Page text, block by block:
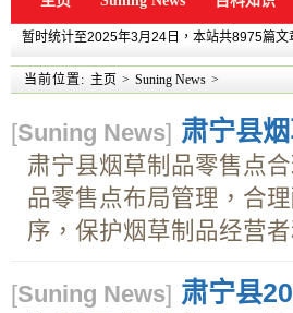
暂时统计至2025年3月24日，本站共8975篇
当前位置: 主页 > Suning News >
[Suning News] 肃宁县
肃宁县烟草制品零售点
品零售点布局管理，合
序，保护烟草制品经营
[Suning News] 肃宁县